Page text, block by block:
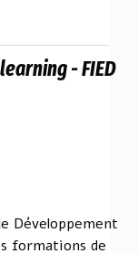
- FIED
Développement
formations de